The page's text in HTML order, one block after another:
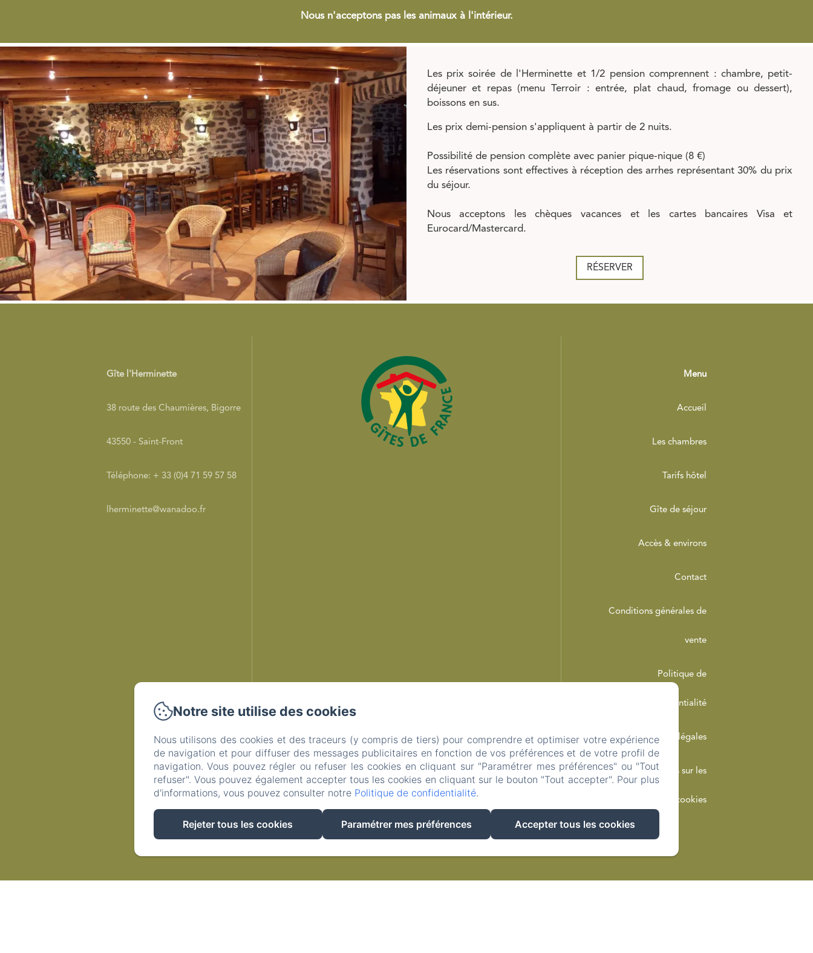
Nous n'acceptons pas les animaux à l'intérieur.
Les prix soirée de l'Herminette et 1/2 pension comprennent : chambre, petit-
déjeuner et repas (menu Terroir : entrée, plat chaud, fromage ou dessert),
boissons en sus.
Les prix demi-pension s'appliquent à partir de 2 nuits.
Possibilité de pension complète avec panier pique-nique (8 €)
Les réservations sont effectives à réception des arrhes représentant 30% du prix
du séjour.
Nous acceptons les chèques vacances et les cartes bancaires Visa et
Eurocard/Mastercard.
RÉSERVER
Gîte l'Herminette
38 route des Chaumières, Bigorre
43550 - Saint-Front
Téléphone: + 33 (0)4 71 59 57 58
lherminette@wanadoo.fr
Créé par Amenitiz
Menu
Accueil
Les chambres
Tarifs hôtel
Gîte de séjour
Accès & environs
Contact
Conditions générales de
vente
Politique de
confidentialité
Informations légales
Informations sur les
cookies
Notre site utilise des cookies
Nous utilisons des cookies et des traceurs (y compris de tiers) pour comprendre et optimiser votre expérience
de navigation et pour diffuser des messages publicitaires en fonction de vos préférences et de votre profil de
navigation. Vous pouvez régler ou refuser les cookies en cliquant sur "Paramétrer mes préférences" ou "Tout
refuser". Vous pouvez également accepter tous les cookies en cliquant sur le bouton "Tout accepter". Pour plus
d'informations, vous pouvez consulter notre Politique de confidentialité.
Rejeter tous les cookies Paramétrer mes préférences Accepter tous les cookies